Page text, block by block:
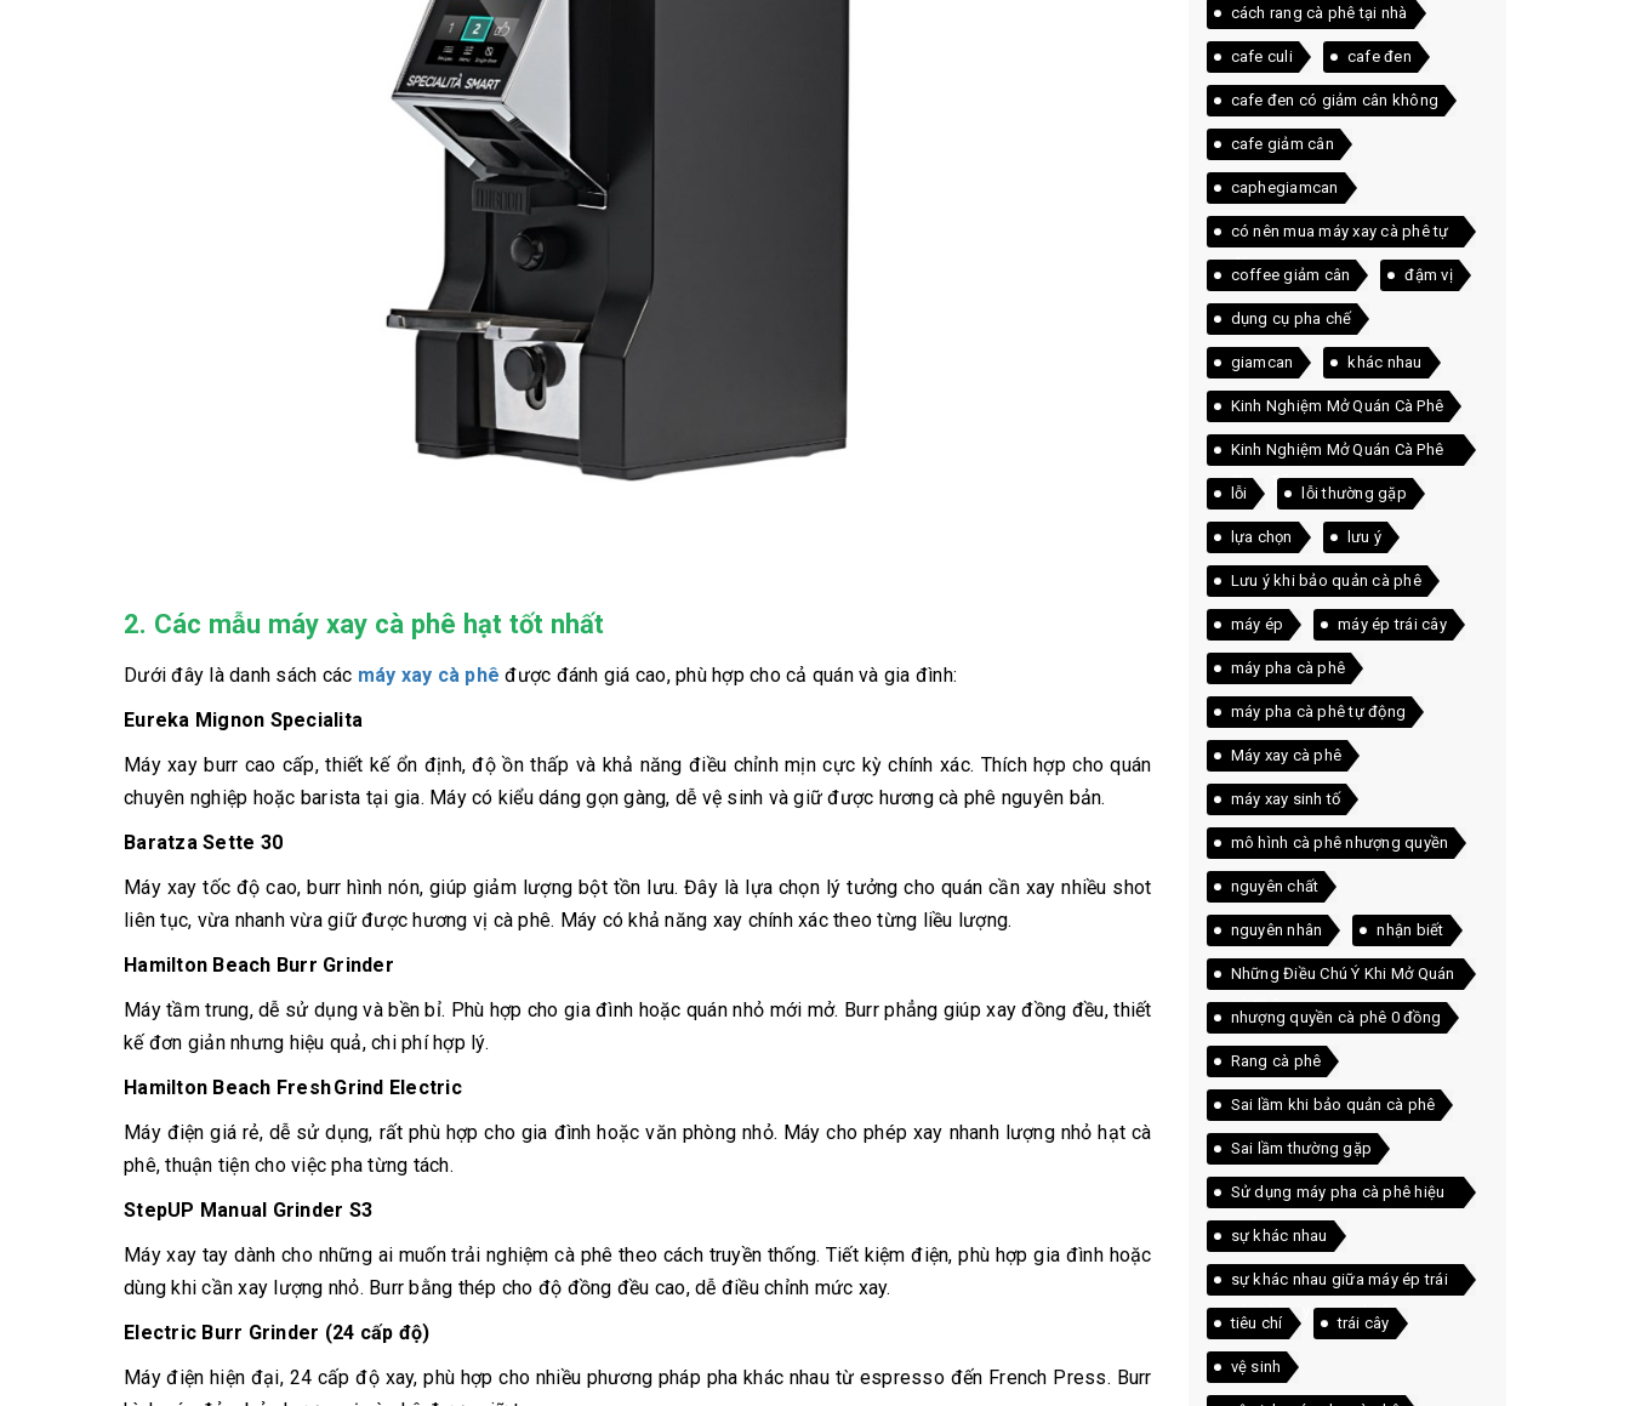
2. Các mẫu máy xay cà phê hạt tốt nhất
Dưới đây là danh sách các máy xay cà phê được đánh giá cao, phù hợp cho cả quán và gia đình:
Eureka Mignon Specialita
Máy xay burr cao cấp, thiết kế ổn định, độ ồn thấp và khả năng điều chỉnh mịn cực kỳ chính xác. Thích hợp cho quán
chuyên nghiệp hoặc barista tại gia. Máy có kiểu dáng gọn gàng, dễ vệ sinh và giữ được hương cà phê nguyên bản.
Baratza Sette 30
Máy xay tốc độ cao, burr hình nón, giúp giảm lượng bột tồn lưu. Đây là lựa chọn lý tưởng cho quán cần xay nhiều shot
liên tục, vừa nhanh vừa giữ được hương vị cà phê. Máy có khả năng xay chính xác theo từng liều lượng.
Hamilton Beach Burr Grinder
Máy tầm trung, dễ sử dụng và bền bỉ. Phù hợp cho gia đình hoặc quán nhỏ mới mở. Burr phẳng giúp xay đồng đều, thiết
kế đơn giản nhưng hiệu quả, chi phí hợp lý.
Hamilton Beach Fresh Grind Electric
Máy điện giá rẻ, dễ sử dụng, rất phù hợp cho gia đình hoặc văn phòng nhỏ. Máy cho phép xay nhanh lượng nhỏ hạt cà
phê, thuận tiện cho việc pha từng tách.
StepUP Manual Grinder S3
Máy xay tay dành cho những ai muốn trải nghiệm cà phê theo cách truyền thống. Tiết kiệm điện, phù hợp gia đình hoặc
dùng khi cần xay lượng nhỏ. Burr bằng thép cho độ đồng đều cao, dễ điều chỉnh mức xay.
Electric Burr Grinder (24 cấp độ)
Máy điện hiện đại, 24 cấp độ xay, phù hợp cho nhiều phương pháp pha khác nhau từ espresso đến French Press. Burr
cách rang cà phê tại nhà
cafe culi cafe đen
cafe đen có giảm cân không
cafe giảm cân
caphegiamcan
có nên mua máy xay cà phê tự
động
coffee giảm cân đậm vị
dụng cụ pha chế
giamcan khác nhau
Kinh Nghiệm Mở Quán Cà Phê
Kinh Nghiệm Mở Quán Cà Phê
Thực Tế
lỗi lỗi thường gặp
lựa chọn lưu ý
Lưu ý khi bảo quản cà phê
máy ép máy ép trái cây
máy pha cà phê
máy pha cà phê tự động
Máy xay cà phê
máy xay sinh tố
mô hình cà phê nhượng quyền
nguyên chất
nguyên nhân nhận biết
Những Điều Chú Ý Khi Mở Quán
Cà Phê
nhượng quyền cà phê 0 đồng
Rang cà phê
Sai lầm khi bảo quản cà phê
Sai lầm thường gặp
Sử dụng máy pha cà phê hiệu
quả
sự khác nhau
sự khác nhau giữa máy ép trái
cây và máy xay sinh tố
tiêu chí trái cây
vệ sinh